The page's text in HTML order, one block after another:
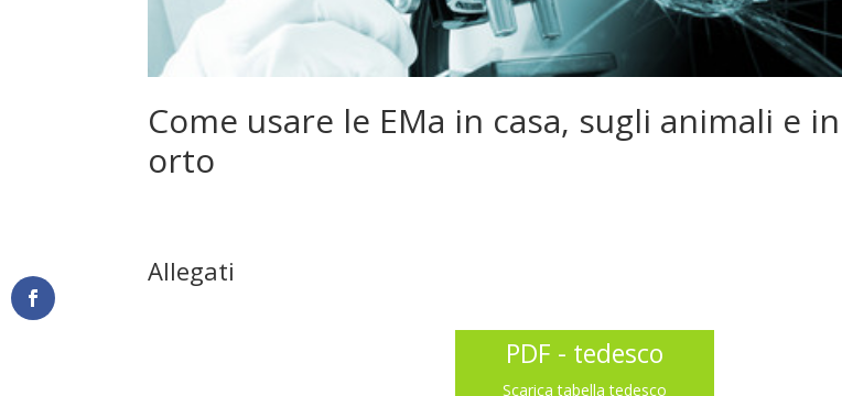
Come usare le EMa in casa, sugli animali e
orto
Allegati
PDF - tedesco
Scarica tabella tedesco